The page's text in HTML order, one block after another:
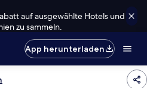
auf ausgewählte Hotels und
zu sammeln.
App herunterladen